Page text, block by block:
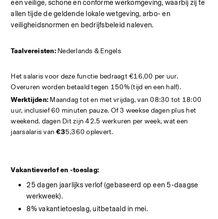
een veilige, schone en conforme werkomgeving, waarbij zij te
allen tijde de geldende lokale wetgeving, arbo- en
veiligheidsnormen en bedrijfsbeleid naleven.
Taalvereisten: Nederlands & Engels
Het salaris voor deze functie bedraagt €16,00 per uur.
Overuren worden betaald tegen 150% (tijd en een half).
Werktijden: Maandag tot en met vrijdag, van 08:30 tot 18:00
uur, inclusief 60 minuten pauze. Of 3 weekse dagen plus het
weekend. dagen Dit zijn 42.5 werkuren per week, wat een
jaarsalaris van €35,360 oplevert.
Vakantieverlof en -toeslag:
25 dagen jaarlijks verlof (gebaseerd op een 5-daagse
werkweek).
8% vakantietoeslag, uitbetaald in mei.